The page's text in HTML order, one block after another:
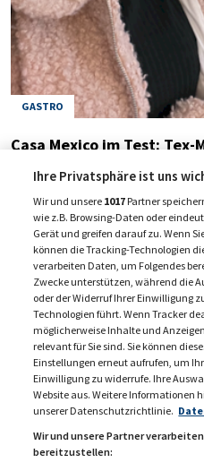
GASTRO
Casa Mexico im Test:
1 2
Ihre Privatsphäre ist uns
Wir und unsere 1017Partner
wie z.B. Browsing-Daten oder
Gerät und greifen darauf zu. Wenn
können die Tracking-Technologien
verarbeiten Daten, um Folgendes
Zwecke unterstützen, während die
oder der Widerruf Ihrer Einwilligung
Technologien führt. Wenn Tracker
möglicherweise Inhalte und
relevant für Sie sind. Sie können
Einstellungen erneut aufrufen, um
Einwilligung zu widerrufe. Ihre
Website aus. Weitere Informationen
unserer Datenschutzrichtlinie.
Wir und unsere Partner
bereitzustellen: